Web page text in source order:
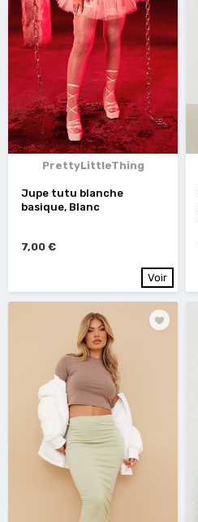
PrettyLittleThing
Jupe tutu blanche
basique, Blanc
7,00 €
Voir